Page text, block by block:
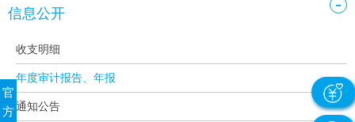
信息公开
收支明细
年度审计报告、年报
通知公告
官
方